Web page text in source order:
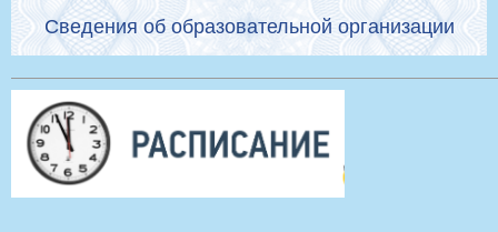
Сведения об образовательной организации